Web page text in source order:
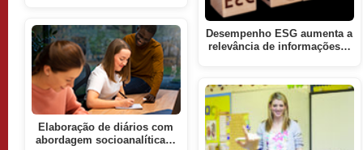
Elaboração de diários com
abordagem socioanalítica…
Desempenho ESG aumenta a
relevância de informações…